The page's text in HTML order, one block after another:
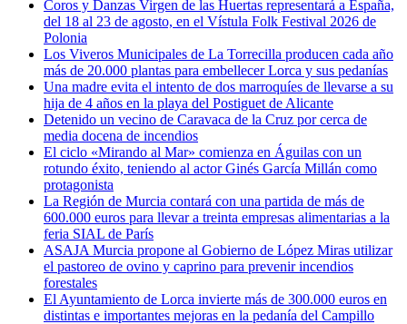
Coros y Danzas Virgen de las Huertas representará a España,
del 18 al 23 de agosto, en el Vístula Folk Festival 2026 de
Polonia
Los Viveros Municipales de La Torrecilla producen cada año
más de 20.000 plantas para embellecer Lorca y sus pedanías
Una madre evita el intento de dos marroquíes de llevarse a su
hija de 4 años en la playa del Postiguet de Alicante
Detenido un vecino de Caravaca de la Cruz por cerca de
media docena de incendios
El ciclo «Mirando al Mar» comienza en Águilas con un
rotundo éxito, teniendo al actor Ginés García Millán como
protagonista
La Región de Murcia contará con una partida de más de
600.000 euros para llevar a treinta empresas alimentarias a la
feria SIAL de París
ASAJA Murcia propone al Gobierno de López Miras utilizar
el pastoreo de ovino y caprino para prevenir incendios
forestales
El Ayuntamiento de Lorca invierte más de 300.000 euros en
distintas e importantes mejoras en la pedanía del Campillo